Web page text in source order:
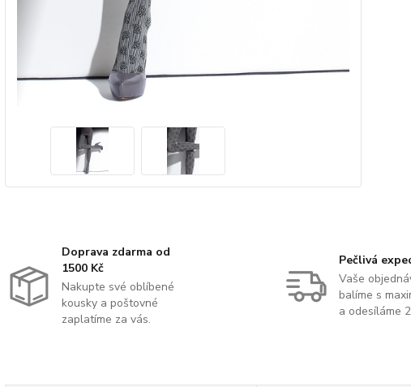
Doprava zdarma od
1500 Kč
Nakupte své oblíbené
kousky a poštovné
zaplatíme za vás.
Pečlivá
Vaše
balíme s
a odesíláme